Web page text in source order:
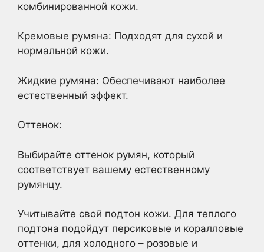
комбинированной кожи.
Кремовые румяна: Подходят для сухой и
нормальной кожи.
Жидкие румяна: Обеспечивают наиболее
естественный эффект.
Оттенок:
Выбирайте оттенок румян, который
соответствует вашему естественному
румянцу.
Учитывайте свой подтон кожи. Для теплого
подтона подойдут персиковые и коралловые
оттенки, для холодного – розовые и